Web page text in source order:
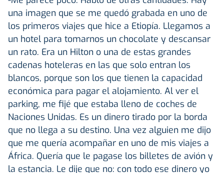
una imagen que se me quedó grabada en uno de
los primeros viajes que hice a Etiopía. Llegamos a
un hotel para tomarnos un chocolate y descansar
un rato. Era un Hilton o una de estas grandes
cadenas hoteleras en las que solo entran los
blancos, porque son los que tienen la capacidad
económica para pagar el alojamiento. Al ver el
parking, me fijé que estaba lleno de coches de
Naciones Unidas. Es un dinero tirado por la borda
que no llega a su destino. Una vez alguien me dijo
que me quería acompañar en uno de mis viajes a
África. Quería que le pagase los billetes de avión y
la estancia. Le dije que no: con todo ese dinero yo